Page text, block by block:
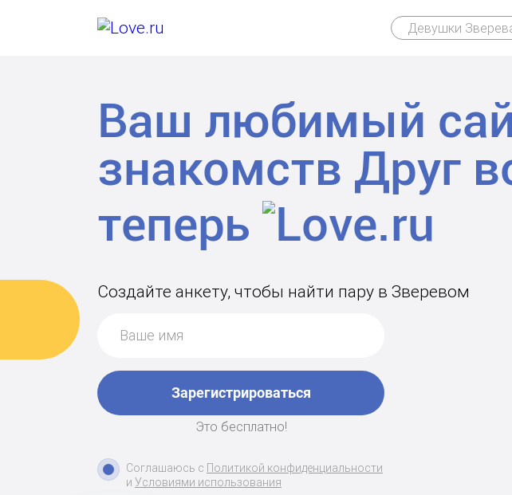
Девушки
Ваш любимый
знакомств Друг
теперь
Создайте анкету, чтобы найти пару в Зверевом
Зарегистрироваться
Это бесплатно!
Соглашаюсь с Политикой конфиденциальности
и Условиями использования